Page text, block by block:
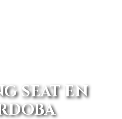
SEAT EN